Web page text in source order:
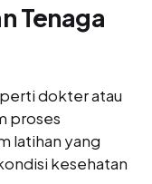
Tenaga
dokter atau
proses
latihan yang
kesehatan